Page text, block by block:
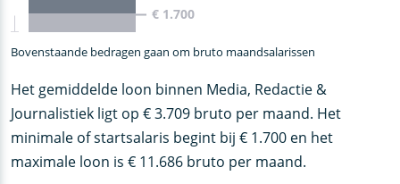
€ 1.700
Bovenstaande bedragen gaan om bruto maandsalarissen
Het gemiddelde loon binnen Media, Redactie &
Journalistiek ligt op € 3.709 bruto per maand. Het
minimale of startsalaris begint bij € 1.700 en het
maximale loon is € 11.686 bruto per maand.